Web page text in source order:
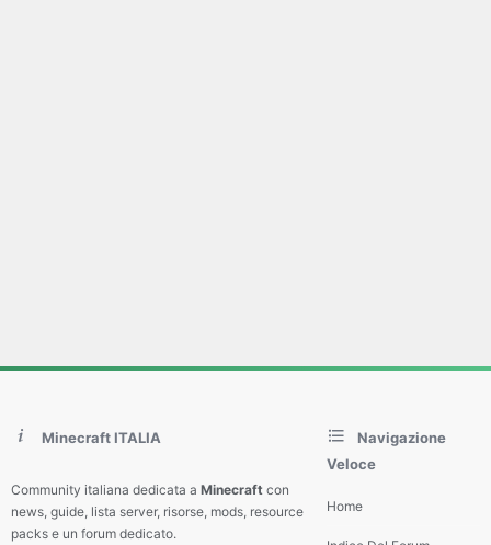
Minecraft ITALIA
Community italiana dedicata a Minecraft con
news, guide, lista server, risorse, mods, resource
packs e un forum dedicato.
Navigazione
Veloce
Home